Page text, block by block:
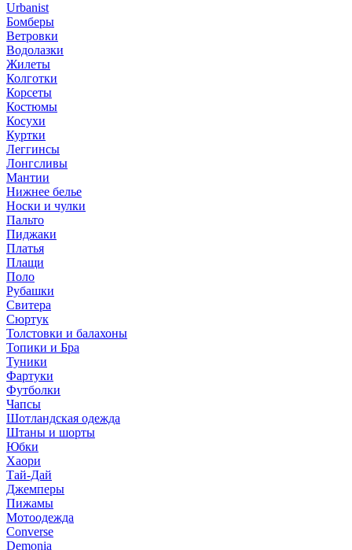
Urbanist
Бомберы
Ветровки
Водолазки
Жилеты
Колготки
Корсеты
Костюмы
Косухи
Куртки
Леггинсы
Лонгсливы
Мантии
Нижнее белье
Носки и чулки
Пальто
Пиджаки
Платья
Плащи
Поло
Рубашки
Свитера
Сюртук
Толстовки и балахоны
Топики и Бра
Туники
Фартуки
Футболки
Чапсы
Шотландская одежда
Штаны и шорты
Юбки
Хаори
Тай-Дай
Джемперы
Пижамы
Мотоодежда
Converse
Demonia